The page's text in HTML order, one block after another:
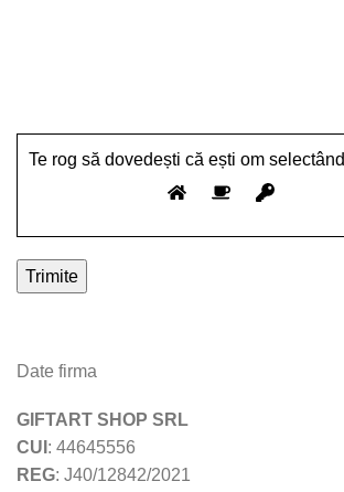
Te rog să dovedești că ești om selectând
Date firma
GIFTART SHOP SRL
CUI : 44645556
REG: J40/12842/2021